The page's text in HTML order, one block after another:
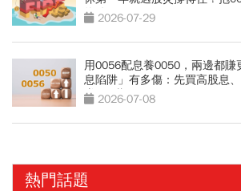
條件2026-07-29
用0056配息養0050，兩邊都賺
息陷阱」有多傷：先買高股息
賺330萬
2026-07-08
熱門話題